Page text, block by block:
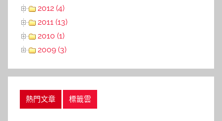
2012 (4)
2011 (13)
2010 (1)
2009 (3)
熱門文章 標籤雲